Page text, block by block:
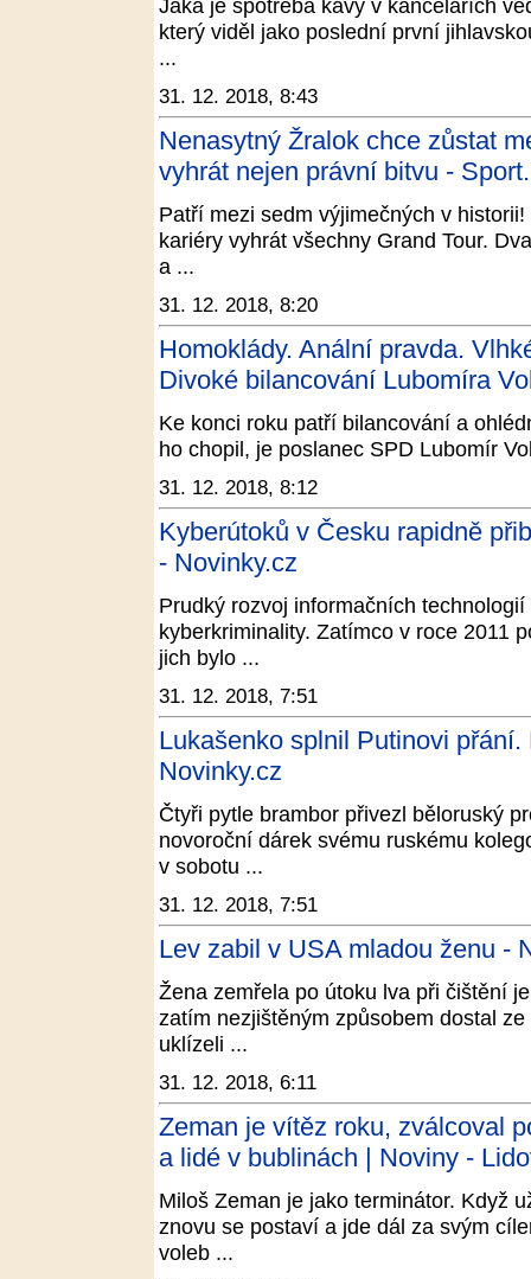
Jaká je spotřeba kávy v kancelářích
který viděl jako poslední první
...
31. 12. 2018, 8:43
Nenasytný Žralok chce zůstat
vyhrát nejen právní bitvu -
Patří mezi sedm výjimečných v
kariéry vyhrát všechny Grand Tour.
a ...
31. 12. 2018, 8:20
Homoklády. Anální pravda.
Divoké bilancování Lubomíra
Ke konci roku patří bilancování a
ho chopil, je poslanec SPD Lubomír
31. 12. 2018, 8:12
Kyberútoků v Česku rapidně
- Novinky.cz
Prudký rozvoj informačních
kyberkriminality. Zatímco v roce 2011
jich bylo ...
31. 12. 2018, 7:51
Lukašenko splnil Putinovi
Novinky.cz
Čtyři pytle brambor přivezl běloruský
novoroční dárek svému ruskému
v sobotu ...
31. 12. 2018, 7:51
Lev zabil v USA mladou ženu -
Žena zemřela po útoku lva při čištění
zatím nezjištěným způsobem dostal
uklízeli ...
31. 12. 2018, 6:11
Zeman je vítěz roku, zválcoval
a lidé v bublinách | Noviny -
Miloš Zeman je jako terminátor. Když
znovu se postaví a jde dál za svým
voleb ...